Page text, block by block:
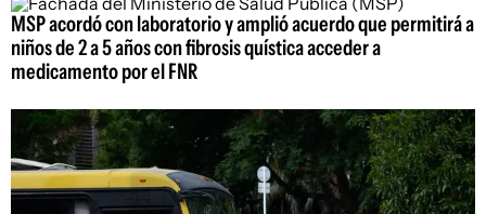
MSP acordó con laboratorio y amplió acuerdo que permitirá a
niños de 2 a 5 años con fibrosis quística acceder a
medicamento por el FNR